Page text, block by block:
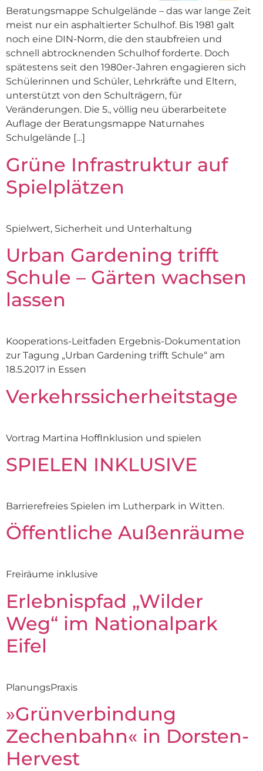
Beratungsmappe Schulgelände – das war lange Zeit
meist nur ein asphaltierter Schulhof. Bis 1981 galt
noch eine DIN-Norm, die den staubfreien und
schnell abtrocknenden Schulhof forderte. Doch
spätestens seit den 1980er-Jahren engagieren sich
Schülerinnen und Schüler, Lehrkräfte und Eltern,
unterstützt von den Schulträgern, für
Veränderungen. Die 5., völlig neu überarbeitete
Auflage der Beratungsmappe Naturnahes
Schulgelände […]
Grüne Infrastruktur auf
Spielplätzen
Spielwert, Sicherheit und Unterhaltung
Urban Gardening trifft
Schule – Gärten wachsen
lassen
Kooperations-Leitfaden Ergebnis-Dokumentation
zur Tagung „Urban Gardening trifft Schule“ am
18.5.2017 in Essen
Verkehrssicherheitstage
Vortrag Martina HoffInklusion und spielen
SPIELEN INKLUSIVE
Barrierefreies Spielen im Lutherpark in Witten.
Öffentliche Außenräume
Freiräume inklusive
Erlebnispfad „Wilder
Weg“ im Nationalpark
Eifel
PlanungsPraxis
»Grünverbindung
Zechenbahn« in Dorsten-
Hervest